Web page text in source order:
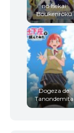
no Isekai
Boukenroku
Dogeza de
Tanondemita